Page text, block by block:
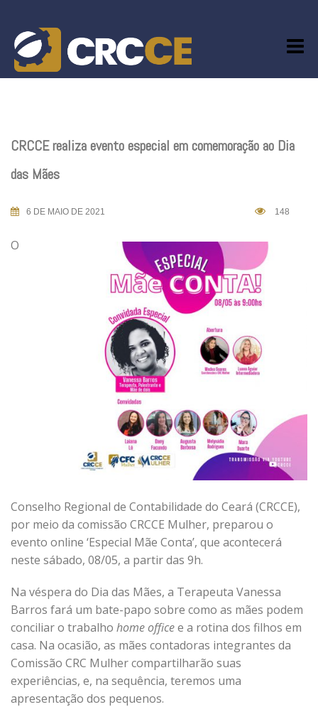
content
CRCCE realiza evento especial em comemoração ao Dia
das Mães
6 DE MAIO DE 2021 148
O
Conselho Regional de Contabilidade do Ceará (CRCCE),
por meio da comissão CRCCE Mulher, preparou o
evento online ‘Especial Mãe Conta’, que acontecerá
neste sábado, 08/05, a partir das 9h.
Na véspera do Dia das Mães, a Terapeuta Vanessa
Barros fará um bate-papo sobre como as mães podem
conciliar o trabalho home officee a rotina dos filhos em
casa. Na ocasião, as mães contadoras integrantes da
Comissão CRC Mulher compartilharão suas
experiências, e, na sequência, teremos uma
apresentação dos pequenos.